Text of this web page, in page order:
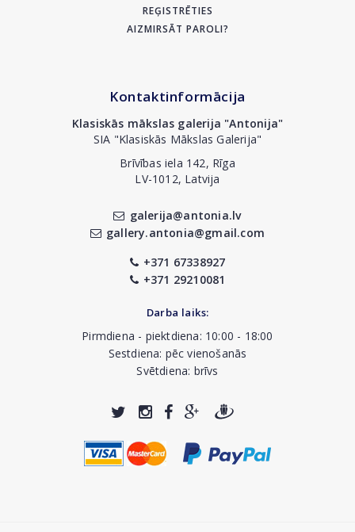
REĢISTRĒTIES
AIZMIRSĀT PAROLI?
Kontaktinformācija
Klasiskās mākslas galerija "Antonija"
SIA "Klasiskās Mākslas Galerija"
Brīvības iela 142, Rīga
LV-1012, Latvija
galerija@antonia.lv
gallery.antonia@gmail.com
+371 67338927
+371 29210081
Darba laiks:
Pirmdiena - piektdiena: 10:00 - 18:00
Sestdiena: pēc vienošanās
Svētdiena: brīvs